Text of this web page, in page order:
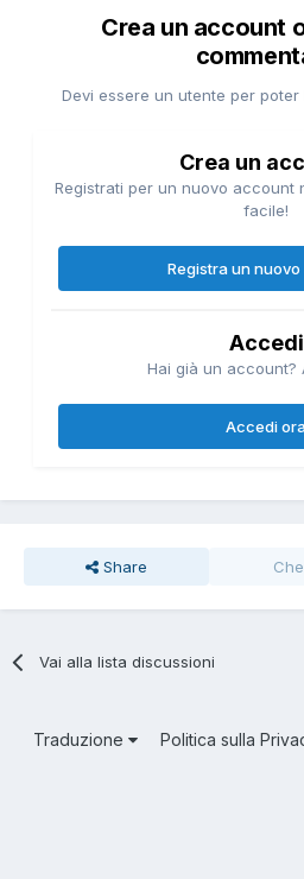
Crea un account
Devi essere un utente per
Crea un
Registrati per un nuovo account
facile!
Registra un
Accedi
Hai già un account?
Accedi
Share
Vai alla lista discussioni
Traduzione Politica sulla